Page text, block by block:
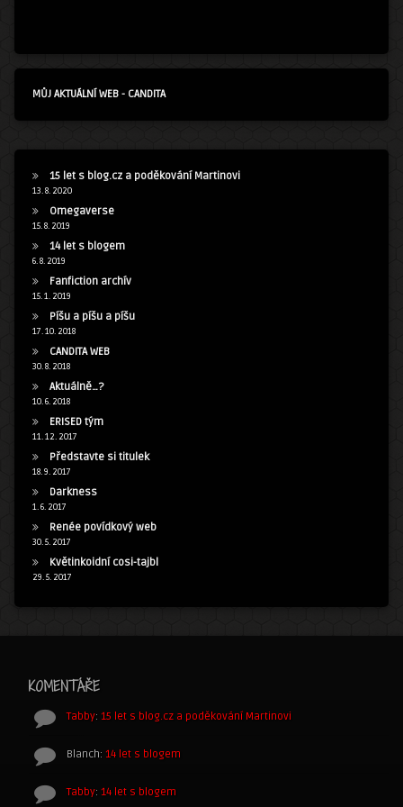
MŮJ AKTUÁLNÍ WEB - CANDITA
15 let s blog.cz a poděkování Martinovi
13. 8. 2020
Omegaverse
15. 8. 2019
14 let s blogem
6. 8. 2019
Fanfiction archív
15. 1. 2019
Píšu a píšu a píšu
17. 10. 2018
CANDITA WEB
30. 8. 2018
Aktuálně…?
10. 6. 2018
ERISED tým
11. 12. 2017
Představte si titulek
18. 9. 2017
Darkness
1. 6. 2017
Renée povídkový web
30. 5. 2017
Květinkoidní cosi-tajbl
29. 5. 2017
KOMENTÁŘE
Tabby: 15 let s blog.cz a poděkování Martinovi
Blanch: 14 let s blogem
Tabby: 14 let s blogem